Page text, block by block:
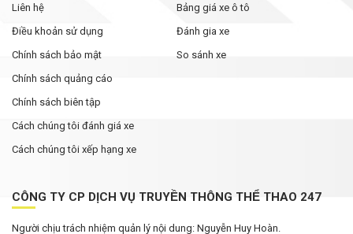
Liên hệ
Điều khoản sử dụng
Chính sách bảo mật
Chính sách quảng cáo
Chính sách biên tập
Cách chúng tôi đánh giá xe
Cách chúng tôi xếp hạng xe
Bảng giá xe ô tô
Đánh gia xe
So sánh xe
CÔNG TY CP DỊCH VỤ TRUYỀN THÔNG THỂ THAO 247
Người chịu trách nhiệm quản lý nội dung: Nguyễn Huy Hoàn.